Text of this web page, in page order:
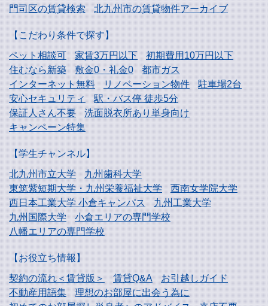
門司区の賃貸検索
北九州市の賃貸物件アーカイブ
【こだわり条件で探す】
ペット相談可
家賃3万円以下
初期費用10万円以下
住むなら新築
敷金0・礼金0
都市ガス
インターネット無料
リノベーション物件
駐車場2台
安心セキュリティ
駅・バス停 徒歩5分
保証人さん不要
洗面脱衣所あり単身向け
キャンペーン特集
【学生チャンネル】
北九州市立大学
九州歯科大学
東筑紫短期大学・九州栄養福祉大学
西南女学院大学
西日本工業大学小倉キャンパス
九州工業大学
九州国際大学
小倉エリアの専門学校
八幡エリアの専門学校
【お役立ち情報】
契約の流れ＜賃貸版＞
賃貸Q&A
お引越しガイド
不動産用語集
理想のお部屋に出会う為に